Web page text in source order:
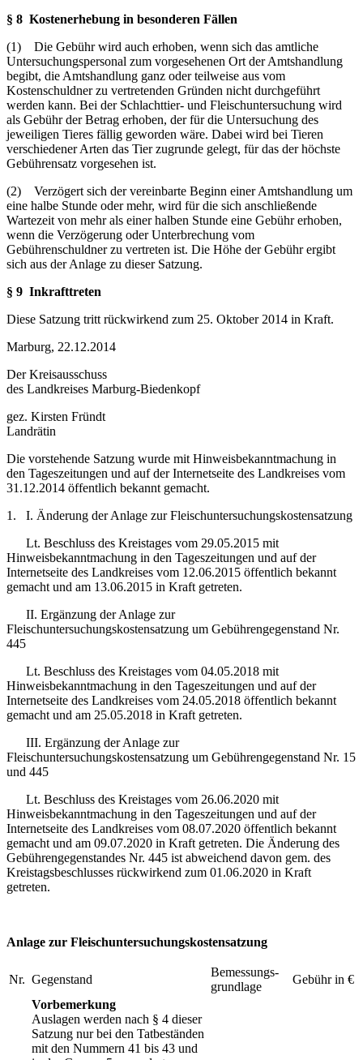
§ 8 Kostenerhebung in besonderen Fällen
(1) Die Gebühr wird auch erhoben, wenn sich das amtliche
Untersuchungspersonal zum vorgesehenen Ort der Amtshandlung
begibt, die Amtshandlung ganz oder teilweise aus vom
Kostenschuldner zu vertretenden Gründen nicht durchgeführt
werden kann. Bei der Schlachttier- und Fleischuntersuchung wird
als Gebühr der Betrag erhoben, der für die Untersuchung des
jeweiligen Tieres fällig geworden wäre. Dabei wird bei Tieren
verschiedener Arten das Tier zugrunde gelegt, für das der höchste
Gebührensatz vorgesehen ist.
(2) Verzögert sich der vereinbarte Beginn einer Amtshandlung um
eine halbe Stunde oder mehr, wird für die sich anschließende
Wartezeit von mehr als einer halben Stunde eine Gebühr erhoben,
wenn die Verzögerung oder Unterbrechung vom
Gebührenschuldner zu vertreten ist. Die Höhe der Gebühr ergibt
sich aus der Anlage zu dieser Satzung.
§ 9 Inkrafttreten
Diese Satzung tritt rückwirkend zum 25. Oktober 2014 in Kraft.
Marburg, 22.12.2014
Der Kreisausschuss
des Landkreises Marburg-Biedenkopf
gez. Kirsten Fründt
Landrätin
Die vorstehende Satzung wurde mit Hinweisbekanntmachung in
den Tageszeitungen und auf der Internetseite des Landkreises vom
31.12.2014 öffentlich bekannt gemacht.
1. I. Änderung der Anlage zur Fleischuntersuchungskostensatzung
Lt. Beschluss des Kreistages vom 29.05.2015 mit
Hinweisbekanntmachung in den Tageszeitungen und auf der
Internetseite des Landkreises vom 12.06.2015 öffentlich bekannt
gemacht und am 13.06.2015 in Kraft getreten.
II. Ergänzung der Anlage zur
Fleischuntersuchungskostensatzung um Gebührengegenstand Nr.
445
Lt. Beschluss des Kreistages vom 04.05.2018 mit
Hinweisbekanntmachung in den Tageszeitungen und auf der
Internetseite des Landkreises vom 24.05.2018 öffentlich bekannt
gemacht und am 25.05.2018 in Kraft getreten.
III. Ergänzung der Anlage zur
Fleischuntersuchungskostensatzung um Gebührengegenstand Nr. 15
und 445
Lt. Beschluss des Kreistages vom 26.06.2020 mit
Hinweisbekanntmachung in den Tageszeitungen und auf der
Internetseite des Landkreises vom 08.07.2020 öffentlich bekannt
gemacht und am 09.07.2020 in Kraft getreten. Die Änderung des
Gebührengegenstandes Nr. 445 ist abweichend davon gem. des
Kreistagsbeschlusses rückwirkend zum 01.06.2020 in Kraft
getreten.
Anlage zur Fleischuntersuchungskostensatzung
Nr. Gegenstand
Bemessungs­
grundlage
Gebühr in €
Vorbemerkung
Auslagen werden nach § 4 dieser
Satzung nur bei den Tatbeständen
mit den Nummern 41 bis 43 und